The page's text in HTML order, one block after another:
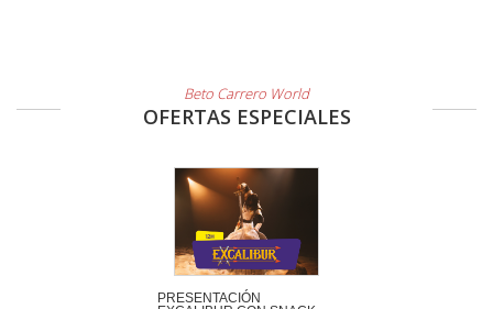
Beto Carrero World
OFERTAS ESPECIALES
PRESENTACIÓN